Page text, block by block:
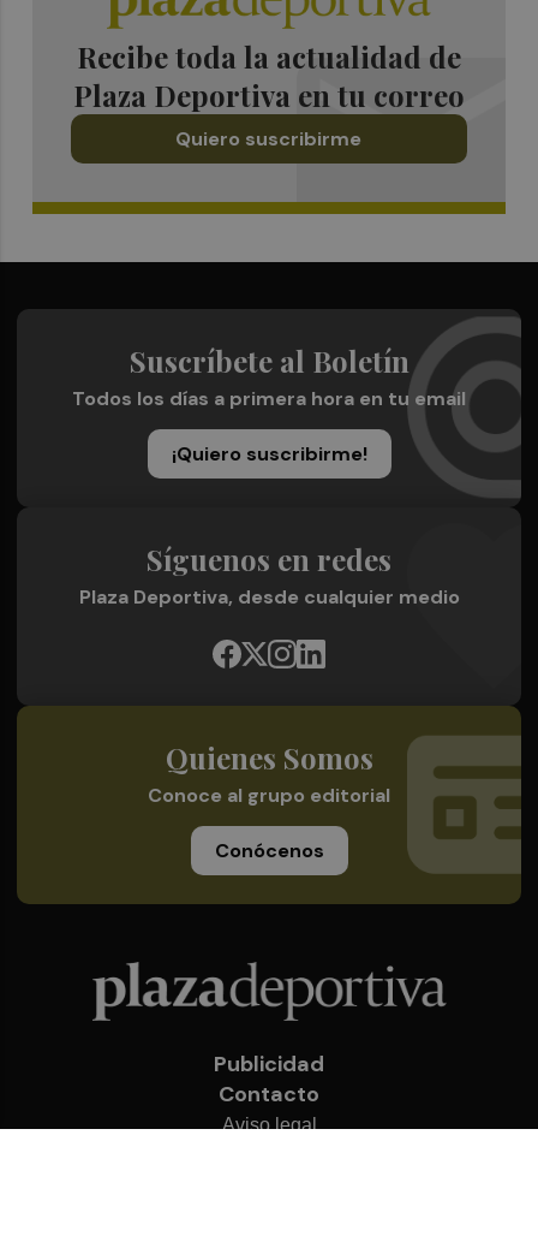
Recibe toda la actualidad de
Plaza Deportiva en tu correo
Quiero suscribirme
Suscríbete al Boletín
Todos los días a primera hora en tu email
¡Quiero suscribirme!
Síguenos en redes
Plaza Deportiva, desde cualquier medio
Quienes Somos
Conoce al grupo editorial
Conócenos
Publicidad
Contacto
Aviso legal